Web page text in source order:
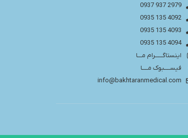
2979 937 0937
4092 135 0935
4093 135 0935
4094 135 0935
اینستاگـــــرام مـــا
فیســــبوک مــــا
info@bakhtaranmedical.com